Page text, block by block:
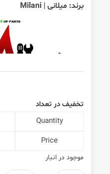
برند: میلانی | Milani
تخفیف در تعداد
Quantity
Price
موجود در انبار